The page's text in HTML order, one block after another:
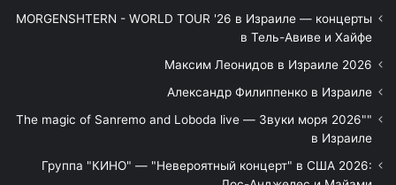
MORGENSHTERN - WORLD TOUR '26 в Израиле — концерты
в Тель-Авиве и Хайфе
Максим Леонидов в Израиле 2026
Александр Филиппенко в Израиле
"The magic of Sanremo and Loboda live — Звуки моря 2026"
в Израиле
Группа "КИНО" — "Невероятный концерт" в США 2026: